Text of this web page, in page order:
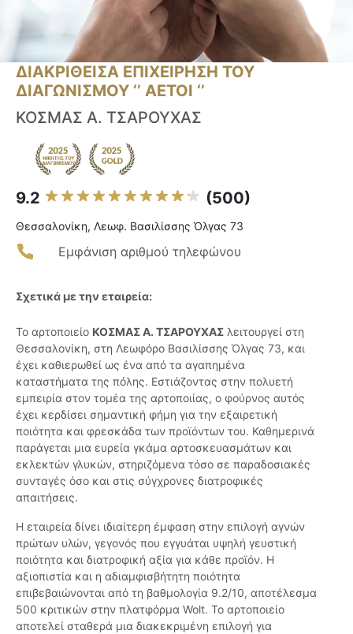
ΔΙΑΚΡΙΘΕΙΣΑ ΕΠΙΧΕΙΡΗΣΗ ΤΟΥ
ΔΙΑΓΩΝΙΣΜΟΥ ‘’ ΑΕΤΟΙ ‘’
ΚΟΣΜΑΣ Α. ΤΣΑΡΟΥΧΑΣ
9.2 (500)
Θεσσαλονίκη, Λεωφ. Βασιλίσσης Όλγας 73
Εμφάνιση αριθμού τηλεφώνου
Σχετικά με την εταιρεία:
Το αρτοποιείο ΚΟΣΜΑΣ Α. ΤΣΑΡΟΥΧΑΣ λειτουργεί στη
Θεσσαλονίκη, στη Λεωφόρο Βασιλίσσης Όλγας 73, και
έχει καθιερωθεί ως ένα από τα αγαπημένα
καταστήματα της πόλης. Εστιάζοντας στην πολυετή
εμπειρία στον τομέα της αρτοποιίας, ο φούρνος αυτός
έχει κερδίσει σημαντική φήμη για την εξαιρετική
ποιότητα και φρεσκάδα των προϊόντων του. Καθημερινά
παράγεται μια ευρεία γκάμα αρτοσκευασμάτων και
εκλεκτών γλυκών, στηριζόμενα τόσο σε παραδοσιακές
συνταγές όσο και στις σύγχρονες διατροφικές
απαιτήσεις.
Η εταιρεία δίνει ιδιαίτερη έμφαση στην επιλογή αγνών
πρώτων υλών, γεγονός που εγγυάται υψηλή γευστική
ποιότητα και διατροφική αξία για κάθε προϊόν. Η
αξιοπιστία και η αδιαμφισβήτητη ποιότητα
επιβεβαιώνονται από τη βαθμολογία 9.2/10, αποτέλεσμα
500 κριτικών στην πλατφόρμα Wolt. Το αρτοποιείο
αποτελεί σταθερά μια διακεκριμένη επιλογή για